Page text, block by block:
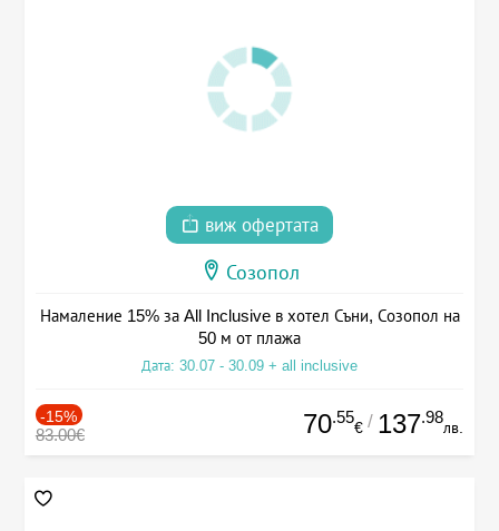
виж офертата
Созопол
Намаление 15% за All Inclusive в хотел Съни, Созопол на
50 м от плажа
Дата: 30.07 - 30.09 + all inclusive
-15%
83.00€ 70.55
€ / 137.98
лв.